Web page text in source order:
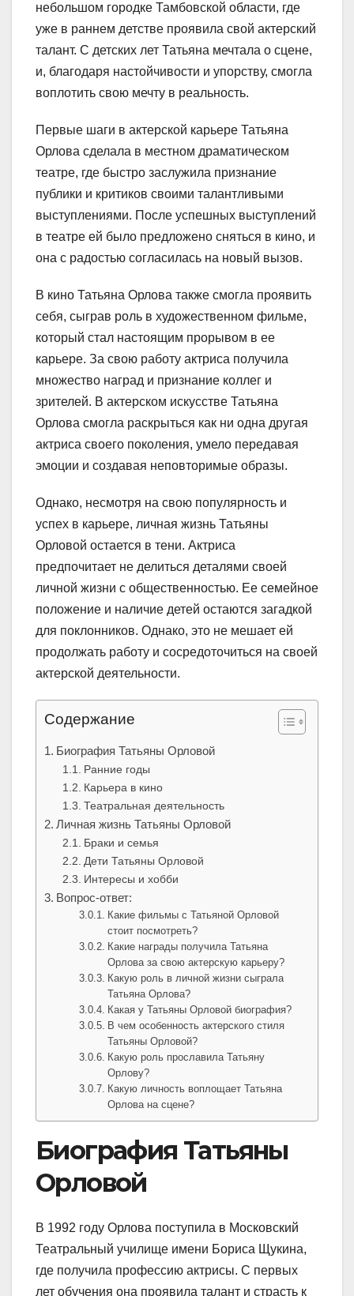
небольшом городке Тамбовской области, где
уже в раннем детстве проявила свой актерский
талант. С детских лет Татьяна мечтала о сцене,
и, благодаря настойчивости и упорству, смогла
воплотить свою мечту в реальность.
Первые шаги в актерской карьере Татьяна
Орлова сделала в местном драматическом
театре, где быстро заслужила признание
публики и критиков своими талантливыми
выступлениями. После успешных выступлений
в театре ей было предложено сняться в кино, и
она с радостью согласилась на новый вызов.
В кино Татьяна Орлова также смогла проявить
себя, сыграв роль в художественном фильме,
который стал настоящим прорывом в ее
карьере. За свою работу актриса получила
множество наград и признание коллег и
зрителей. В актерском искусстве Татьяна
Орлова смогла раскрыться как ни одна другая
актриса своего поколения, умело передавая
эмоции и создавая неповторимые образы.
Однако, несмотря на свою популярность и
успех в карьере, личная жизнь Татьяны
Орловой остается в тени. Актриса
предпочитает не делиться деталями своей
личной жизни с общественностью. Ее семейное
положение и наличие детей остаются загадкой
для поклонников. Однако, это не мешает ей
продолжать работу и сосредоточиться на своей
актерской деятельности.
Содержание
Биография Татьяны Орловой
Ранние годы
Карьера в кино
Театральная деятельность
Личная жизнь Татьяны Орловой
Браки и семья
Дети Татьяны Орловой
Интересы и хобби
Вопрос-ответ:
Какие фильмы с Татьяной Орловой
стоит посмотреть?
Какие награды получила Татьяна
Орлова за свою актерскую карьеру?
Какую роль в личной жизни сыграла
Татьяна Орлова?
Какая у Татьяны Орловой биография?
В чем особенность актерского стиля
Татьяны Орловой?
Какую роль прославила Татьяну
Орлову?
Какую личность воплощает Татьяна
Орлова на сцене?
Биография Татьяны
Орловой
В 1992 году Орлова поступила в Московский
Театральный училище имени Бориса Щукина,
где получила профессию актрисы. С первых
лет обучения она проявила талант и страсть к